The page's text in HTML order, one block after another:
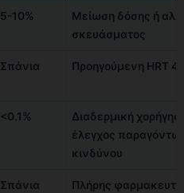
5-10%
Μείωση δόσης ή
σκευάσματος
Σπάνια Προηγούμενη ΗRT
<0.1%
Διαδερμική
έλεγχος
κινδύνου
Σπάνια
Πλήρης